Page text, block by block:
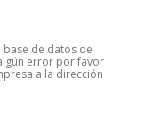
de datos de
algún error por favor
a la dirección